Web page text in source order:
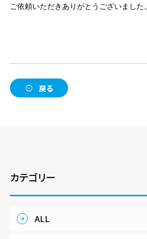
ご依頼いただきありがとうございました。
戻る
カテゴリー
ALL